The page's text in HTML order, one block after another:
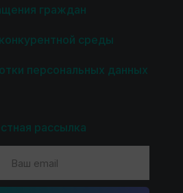
граждан
среды
персональных данных
рассылка